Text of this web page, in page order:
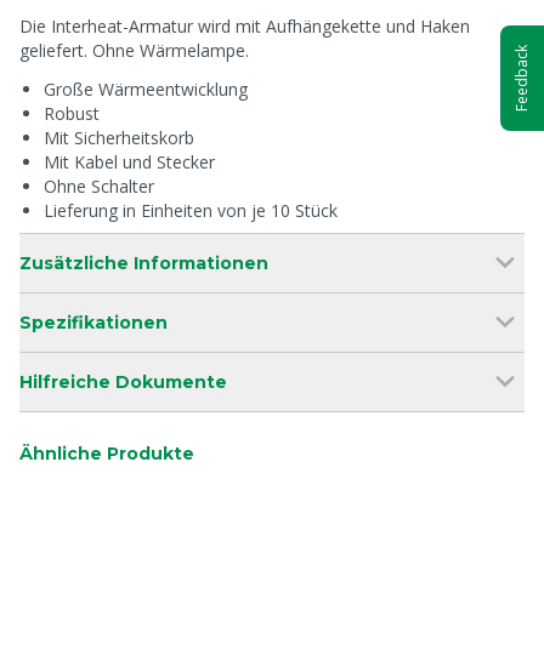
Die Interheat-Armatur wird mit Aufhängekette und Haken
geliefert. Ohne Wärmelampe.
Große Wärmeentwicklung
Robust
Mit Sicherheitskorb
Mit Kabel und Stecker
Ohne Schalter
Lieferung in Einheiten von je 10 Stück
Zusätzliche Informationen
Spezifikationen
Hilfreiche Dokumente
Ähnliche Produkte
Feedback